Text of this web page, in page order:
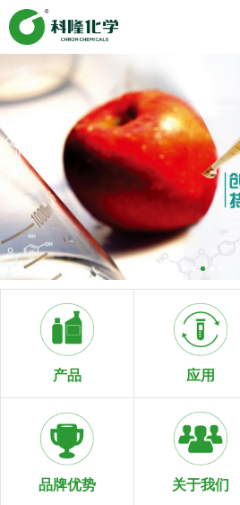
产品 应用
品牌优势 关于我们